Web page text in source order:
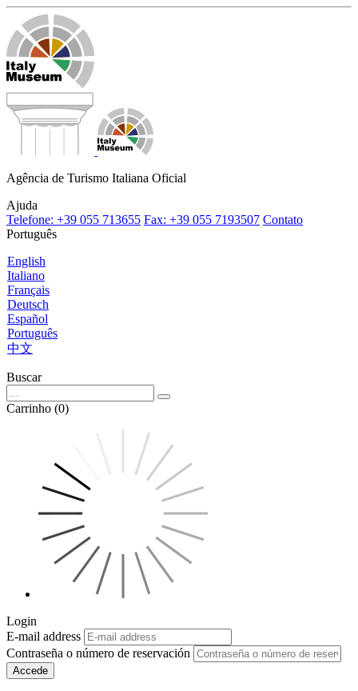
Agência de Turismo Italiana Oficial
Ajuda
Telefone: +39 055 713655 Fax: +39 055 7193507 Contato
Português
English
Italiano
Français
Deutsch
Español
Português
中文
Buscar
Carrinho (0)
Login
E-mail address
Contraseña o número de reservación
Accede